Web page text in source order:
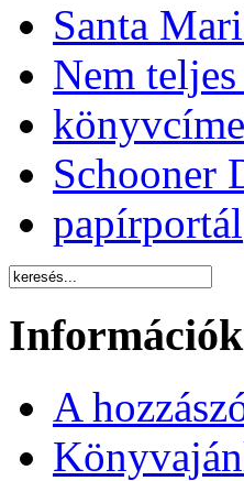
Santa
Nem
Schooner
papírportál
Információk
A